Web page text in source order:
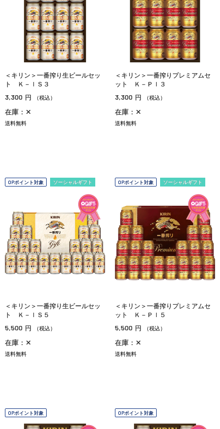
＜キリン＞一番搾り生ビールセッ
ト Ｋ－ＩＳ３
3,300 円 （税込）
在庫：✕
送料無料
＜キリン＞一番搾りプレミアムセ
ット Ｋ－ＰＩ３
3,300 円 （税込）
在庫：✕
送料無料
OPポイント対象 ソーシャルギフト
＜キリン＞一番搾り生ビールセッ
ト Ｋ－ＩＳ５
5,500 円 （税込）
在庫：✕
送料無料
OPポイント対象 ソーシャルギフト
＜キリン＞一番搾りプレミアムセ
ット Ｋ－ＰＩ５
5,500 円 （税込）
在庫：✕
送料無料
OPポイント対象 OPポイント対象